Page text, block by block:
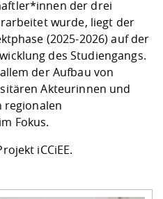
der drei
wurde, liegt der
(2025-2026) auf der
des Studiengangs.
der Aufbau von
Akteurinnen und
regionalen
Fokus.
iCCiEE.